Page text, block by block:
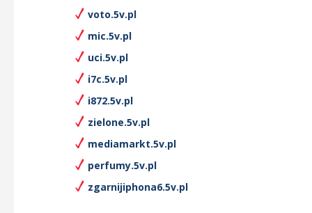
voto.5v.pl
mic.5v.pl
uci.5v.pl
i7c.5v.pl
i872.5v.pl
zielone.5v.pl
mediamarkt.5v.pl
perfumy.5v.pl
zgarnijiphona6.5v.pl